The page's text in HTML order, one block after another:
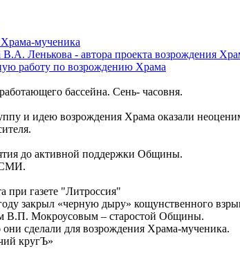
мученика
Ленькова - автора проекта возрождения
работу по возрождению Храма
бассейна. Сень- часовня.
и идею возрождения Храма оказали
до активной поддержки Общины.
СМИ.
при газете "Литроссия"
закрыл «черную дыру» кощунственного
В.П. Мокроусовым – старостой Общины.
сделали для возрождения Храма-мученика.
кругЪ»